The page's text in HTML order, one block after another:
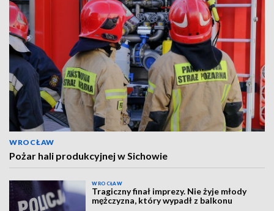
WROCŁAW
Pożar hali produkcyjnej w Sichowie
WROCŁAW
Tragiczny finał imprezy. Nie żyje młody
mężczyzna, który wypadł z balkonu